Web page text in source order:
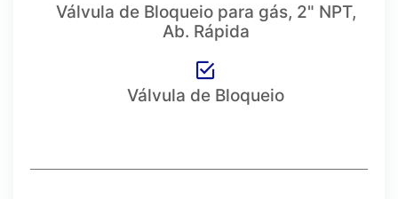
Válvula de Bloqueio para gás, 2" NPT,
Ab. Rápida
Válvula de Bloqueio